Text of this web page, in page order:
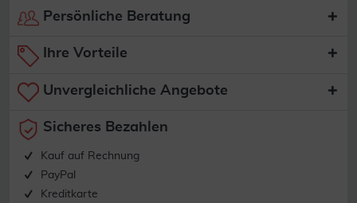
Persönliche Beratung
Ihre Vorteile
Unvergleichliche Angebote
Sicheres Bezahlen
Kauf auf Rechnung
PayPal
Kreditkarte